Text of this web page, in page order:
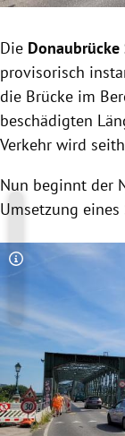
Untermenü
Die
provisorisch
die Brücke im
beschädigten
Verkehr wird
Nun beginnt der
Umsetzung
Copyright-